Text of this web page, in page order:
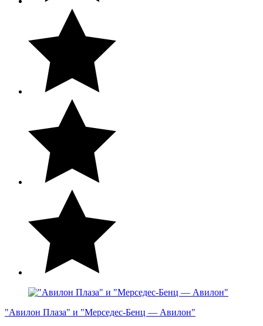
"Авилон Плаза" и "Мерседес-Бенц — Авилон"